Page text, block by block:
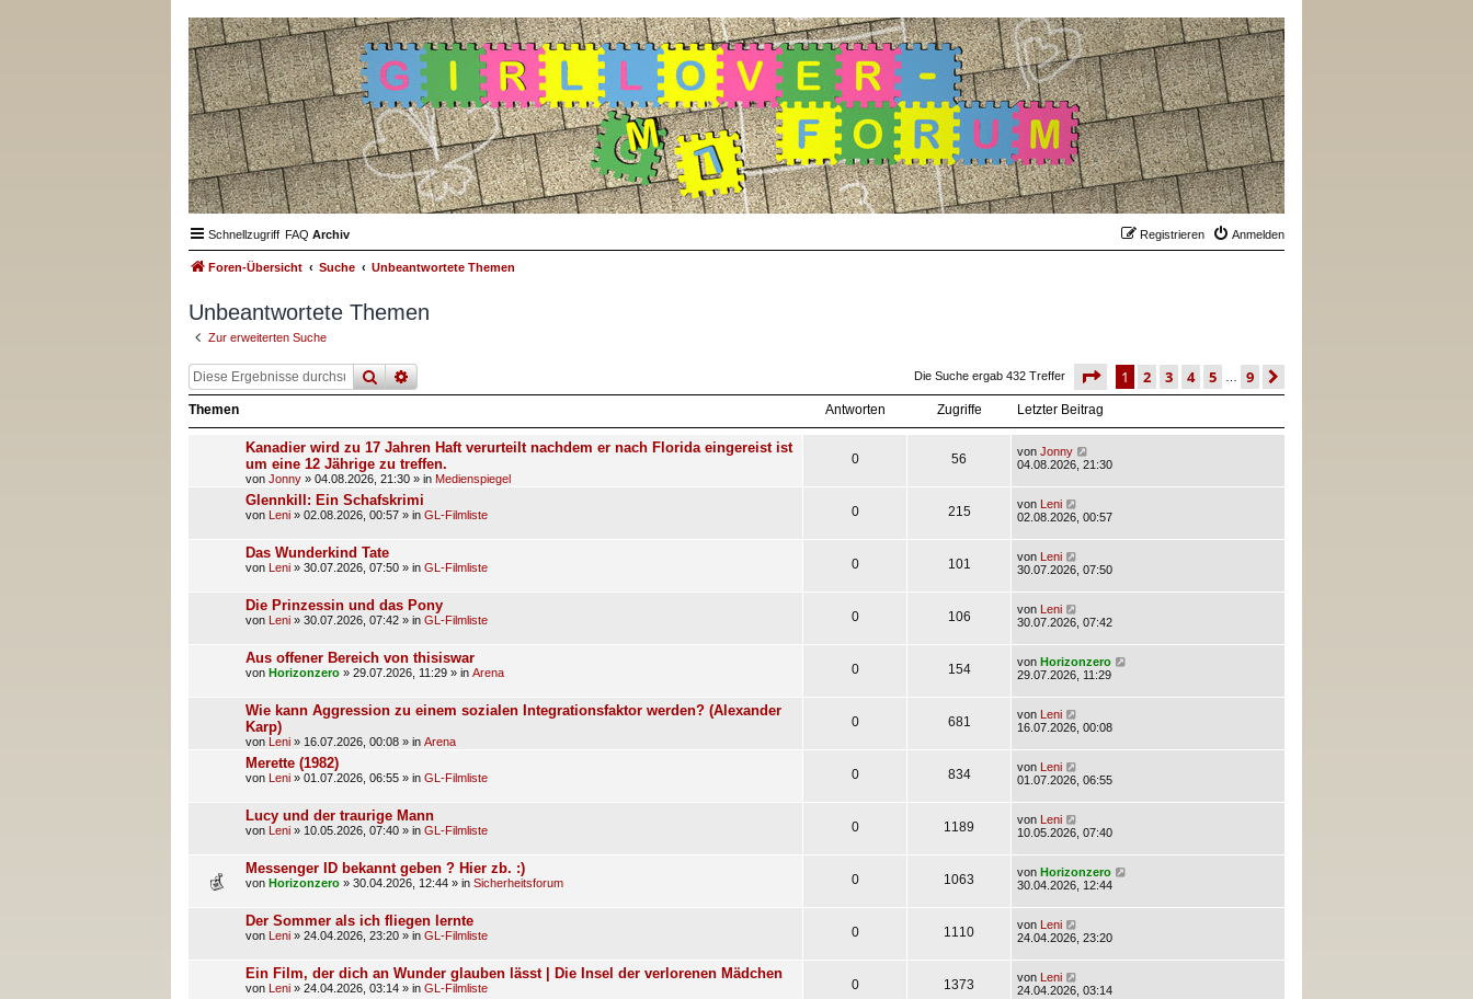
Schnellzugriff FAQ Archiv Anmelden
Registrieren
Foren-Übersicht Suche Unbeantwortete Themen
Unbeantwortete Themen
Zur erweiterten Suche
sucheerweiterte Die Suche ergab 432 Treffer seite 1 von 9
1 2 3 4 5 9
Themen Antworten Zugriffe Letzter Beitrag
Kanadier wird zu 17 Jahren Haft verurteilt nachdem er nach Florida eingereist ist
um eine 12 Jährige zu treffen.
von Jonny » 04.08.2026, 21:30 » in Medienspiegel
0 56 von Jonny
04.08.2026, 21:30
Glennkill: Ein Schafskrimi
von Leni » 02.08.2026, 00:57 » in GL-Filmliste 0 215 von Leni
02.08.2026, 00:57
Das Wunderkind Tate
von Leni » 30.07.2026, 07:50 » in GL-Filmliste 0 101 von Leni
30.07.2026, 07:50
Die Prinzessin und das Pony
von Leni » 30.07.2026, 07:42 » in GL-Filmliste 0 106 von Leni
30.07.2026, 07:42
Aus offener Bereich von thisiswar
von Horizonzero » 29.07.2026, 11:29 » in Arena 0 154 von Horizonzero
29.07.2026, 11:29
Wie kann Aggression zu einem sozialen Integrationsfaktor werden? (Alexander
Karp)
von Leni » 16.07.2026, 00:08 » in Arena
0 681 von Leni
16.07.2026, 00:08
Merette (1982)
von Leni » 01.07.2026, 06:55 » in GL-Filmliste 0 834 von Leni
01.07.2026, 06:55
Lucy und der traurige Mann
von Leni » 10.05.2026, 07:40 » in GL-Filmliste 0 1189 von Leni
10.05.2026, 07:40
Messenger ID bekannt geben ? Hier zb. :)
von Horizonzero » 30.04.2026, 12:44 » in Sicherheitsforum 0 1063 von Horizonzero
30.04.2026, 12:44
Der Sommer als ich fliegen lernte
von Leni » 24.04.2026, 23:20 » in GL-Filmliste 0 1110 von Leni
24.04.2026, 23:20
Ein Film, der dich an Wunder glauben lässt | Die Insel der verlorenen Mädchen
von Leni » 24.04.2026, 03:14 » in GL-Filmliste 0 1373 von Leni
24.04.2026, 03:14